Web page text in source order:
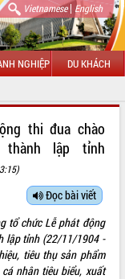
Vietnamese| English
NGHIỆP DU KHÁCH
thi đua chào
thành lập tỉnh
Đọc bài viết
tổ chức Lễ phát động
lập tỉnh (22/11/1904 -
tiêu thụ sản phẩm
nhân tiêu biểu, xuất